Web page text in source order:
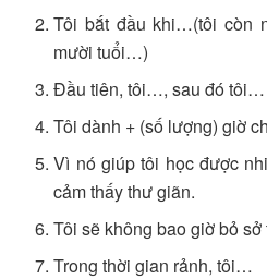
Tôi bắt đầu khi…(tôi còn
mười tuổi…)
Đầu tiên, tôi…, sau đó tôi…
Tôi dành + (số lượng) giờ
Vì nó giúp tôi học được
cảm thấy thư giãn.
Tôi sẽ không bao giờ bỏ
Trong thời gian rảnh, tôi…